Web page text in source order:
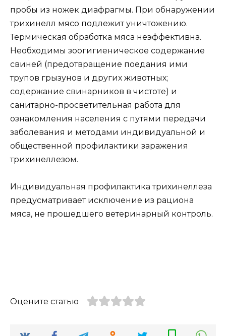
пробы из ножек диафрагмы. При обнаружении
трихинелл мясо подлежит уничтожению.
Термическая обработка мяса неэффективна.
Необходимы зоогигиеническое содержание
свиней (предотвращение поедания ими
трупов грызунов и других животных;
содержание свинарников в чистоте) и
санитарно-просветительная работа для
ознакомления населения с путями передачи
заболевания и методами индивидуальной и
общественной профилактики заражения
трихинеллезом.
Индивидуальная профилактика трихинеллеза
предусматривает исключение из рациона
мяса, не прошедшего ветеринарный контроль.
Оцените статью